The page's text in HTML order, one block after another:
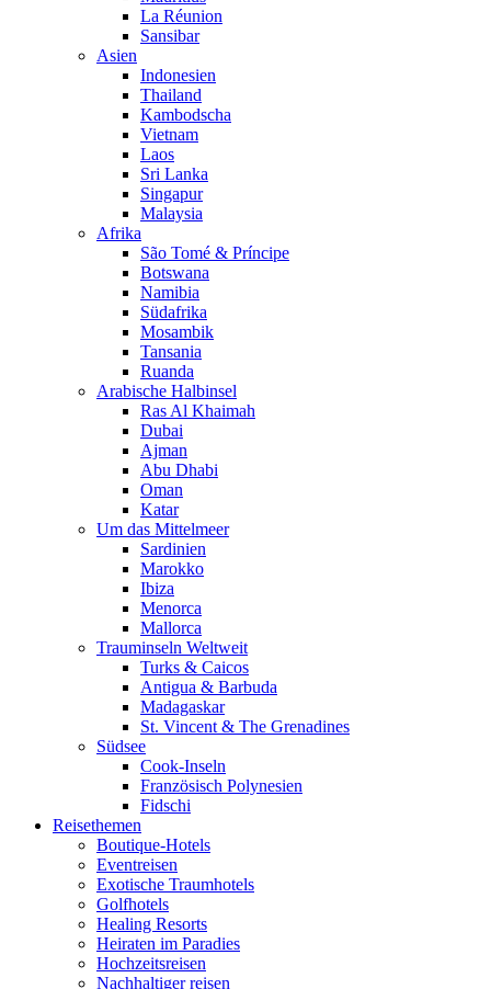
La Réunion
Sansibar
Asien
Indonesien
Thailand
Kambodscha
Vietnam
Laos
Sri Lanka
Singapur
Malaysia
Afrika
São Tomé & Príncipe
Botswana
Namibia
Südafrika
Mosambik
Tansania
Ruanda
Arabische Halbinsel
Ras Al Khaimah
Dubai
Ajman
Abu Dhabi
Oman
Katar
Um das Mittelmeer
Sardinien
Marokko
Ibiza
Menorca
Mallorca
Trauminseln Weltweit
Turks & Caicos
Antigua & Barbuda
Madagaskar
St. Vincent & The Grenadines
Südsee
Cook-Inseln
Französisch Polynesien
Fidschi
Reisethemen
Boutique-Hotels
Eventreisen
Exotische Traumhotels
Golfhotels
Healing Resorts
Heiraten im Paradies
Hochzeitsreisen
Nachhaltiger reisen